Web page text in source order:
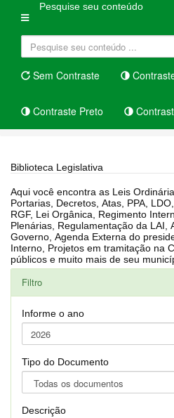
Pesquise seu conteúdo
Sem Contraste
Contraste Preto
Biblioteca Legislativa
Aqui você encontra as Leis Ordinárias, Leis
Portarias, Decretos, Atas, PPA, LDO, LOA,
RGF, Lei Orgânica, Regimento
Plenárias, Regulamentação da LAI,
Governo, Agenda Externa do presidente, Relatório do Controle
Interno, Projetos em tramitação na Câmara, Controle dos bens
públicos e muito mais de seu
Filtro
Informe o ano
Tipo do Documento
Descrição